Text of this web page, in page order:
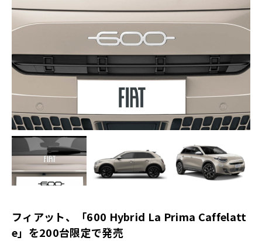
フィアット、「600 Hybrid La Prima Caffelatt
e」を200台限定で発売